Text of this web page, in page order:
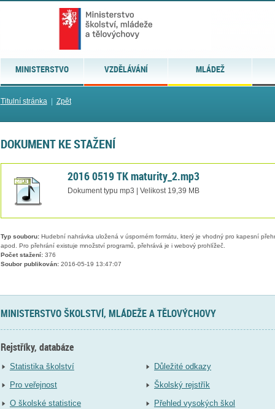
MINISTERSTVO VZDĚLÁVÁNÍ MLÁDEŽ
Titulní stránka| Zpět
DOKUMENT KE STAŽENÍ
2016 0519 TK maturity_2.mp3
Dokument typu mp3 | Velikost 19,39 MB
Typ souboru:Hudební nahrávka uložená v úsporném formátu, který je vhodný pro kapesní
apod. Pro přehrání existuje množství programů, přehrává je i webový prohlížeč.
Počet stažení:376
Soubor publikován:2016-05-19 13:47:07
MINISTERSTVO ŠKOLSTVÍ, MLÁDEŽE A TĚLOVÝCHOVY
Rejstříky, databáze
Statistika školství
Pro veřejnost
O školské statistice
Důležité odkazy
Školský rejstřík
Přehled vysokých škol